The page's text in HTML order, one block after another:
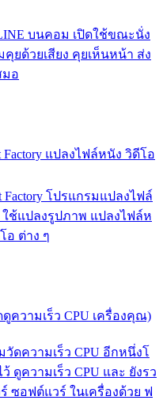
บนคอม เปิดใช้ขณะนั่ง
ยด้วยเสียง คุยเห็นหน้า ส่ง
มอ
Factory แปลงไฟล์หนัง วิดีโอ
โปรแกรมแปลงไฟล์
ช้แปลงรูปภาพ แปลงไฟล์ห
อ ต่าง ๆ
ความเร็ว CPU เครื่องคุณ)
ดความเร็ว CPU อีกหนึ่งโ
ความเร็ว CPU และ ยังรว
ซอฟต์แวร์ ในเครื่องด้วย ฟ